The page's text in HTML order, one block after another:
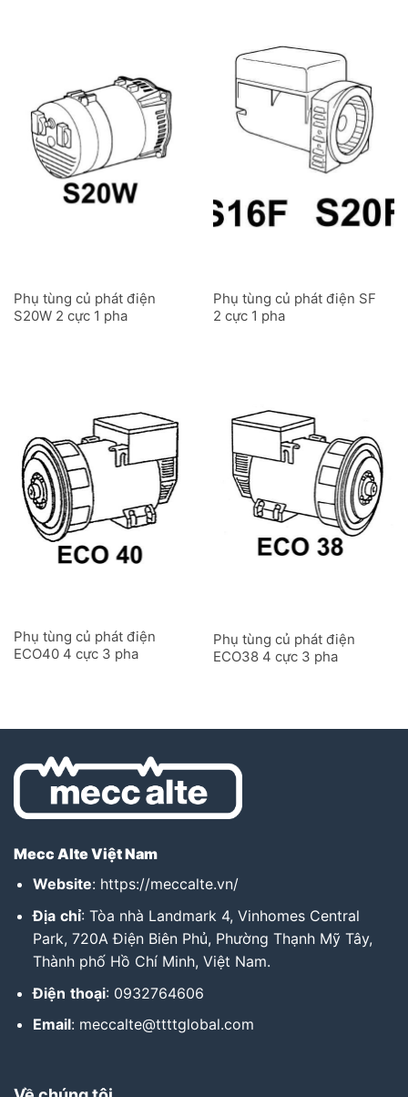
Phụ tùng củ phát điện
S20W 2 cực 1 pha
Phụ tùng củ phát điện SF
2 cực 1 pha
Phụ tùng củ phát điện
ECO40 4 cực 3 pha
Phụ tùng củ phát điện
ECO38 4 cực 3 pha
Mecc Alte Việt Nam
Website: https://meccalte.vn/
Địa chỉ: Tòa nhà Landmark 4, Vinhomes Central
Park, 720A Điện Biên Phủ, Phường Thạnh Mỹ Tây,
Thành phố Hồ Chí Minh, Việt Nam.
Điện thoại: 0932764606
Email: meccalte@ttttglobal.com